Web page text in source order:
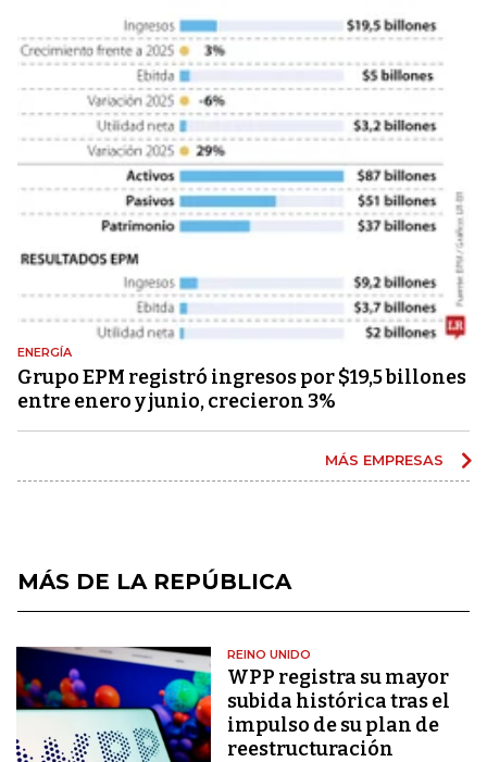
ENERGÍA
Grupo EPM registró ingresos por $19,5 billones
entre enero y junio, crecieron 3%
MÁS EMPRESAS
MÁS DE LA REPÚBLICA
REINO UNIDO
WPP registra su mayor
subida histórica tras el
impulso de su plan de
reestructuración